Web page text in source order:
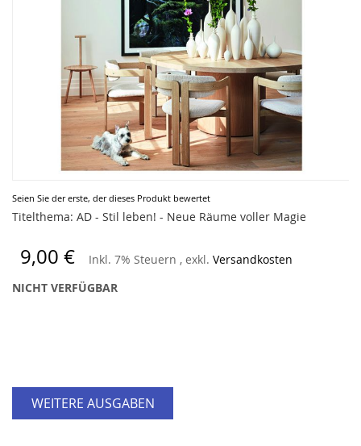
Seien Sie der erste, der dieses Produkt bewertet
Titelthema: AD - Stil leben! - Neue Räume voller Magie
9,00 € Inkl. 7% Steuern , exkl. Versandkosten
NICHT VERFÜGBAR
WEITERE AUSGABEN
Zum
Anfang
springen